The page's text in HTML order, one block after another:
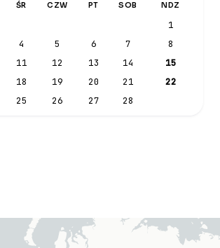
ŚR CZW PT SOB NDZ
1
4 5 6 7
8
11 12 13 14
15
18 19 20 21
22
25 26 27 28